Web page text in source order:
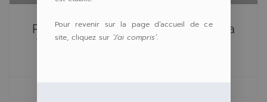
Private Equity Liquide : Retour Sur La
Table Ronde Pergam Avec Partners
Pour revenir sur la page d’accueil de ce
site, cliquez sur ‘J’ai compris’.